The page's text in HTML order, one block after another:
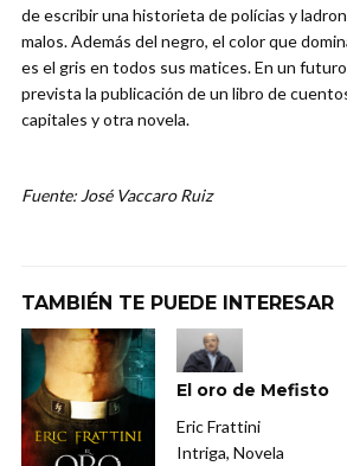
de escribir una historieta de polícias y
malos. Además del negro, el color que
es el gris en todos sus matices. En un
prevista la publicación de un libro de
capitales y otra novela.
Fuente: José Vaccaro Ruiz
TAMBIÉN TE PUEDE INTERESAR
El oro de Mefisto
Eric Frattini
Intriga, Novela